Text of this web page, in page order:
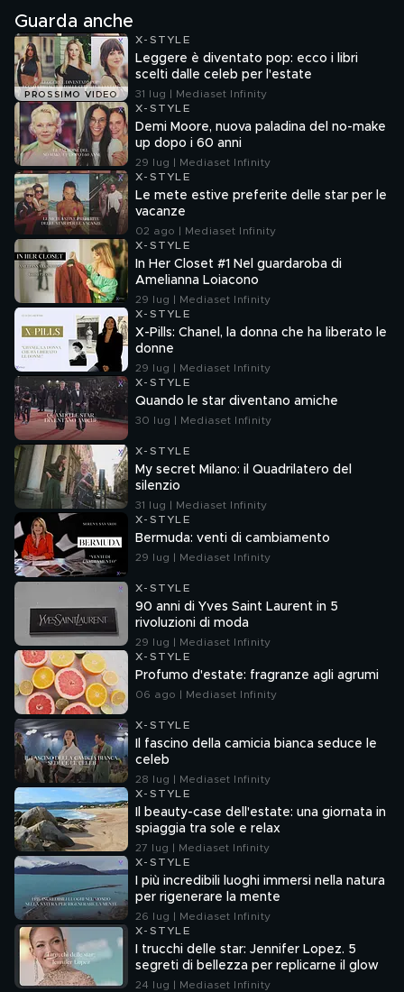
settembre.
Guarda anche
PROSSIMO VIDEO
X-STYLE
Leggere è diventato pop: ecco i libri
scelti dalle celeb per l'estate
31 lug | Mediaset Infinity
X-STYLE
Demi Moore, nuova paladina del no-make
up dopo i 60 anni
29 lug | Mediaset Infinity
X-STYLE
Le mete estive preferite delle star per le
vacanze
02 ago | Mediaset Infinity
X-STYLE
In Her Closet #1 Nel guardaroba di
Amelianna Loiacono
29 lug | Mediaset Infinity
X-STYLE
X-Pills: Chanel, la donna che ha liberato le
donne
29 lug | Mediaset Infinity
X-STYLE
Quando le star diventano amiche
30 lug | Mediaset Infinity
X-STYLE
My secret Milano: il Quadrilatero del
silenzio
31 lug | Mediaset Infinity
X-STYLE
Bermuda: venti di cambiamento
29 lug | Mediaset Infinity
X-STYLE
90 anni di Yves Saint Laurent in 5
rivoluzioni di moda
29 lug | Mediaset Infinity
X-STYLE
Profumo d'estate: fragranze agli agrumi
06 ago | Mediaset Infinity
X-STYLE
Il fascino della camicia bianca seduce le
celeb
28 lug | Mediaset Infinity
X-STYLE
Il beauty-case dell'estate: una giornata in
spiaggia tra sole e relax
27 lug | Mediaset Infinity
X-STYLE
I più incredibili luoghi immersi nella natura
per rigenerare la mente
26 lug | Mediaset Infinity
X-STYLE
I trucchi delle star: Jennifer Lopez. 5
segreti di bellezza per replicarne il glow
24 lug | Mediaset Infinity